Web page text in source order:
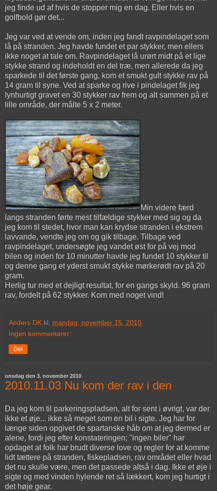
jeg finde ud af hvis de stopper mig en dag. Eller hvis en
golfbold gør det...
Jeg var ved at vende om, inden jeg fandt ravpindelaget som
lå på stranden. Jeg havde fundet et par stykker, men ellers
ikke noget at tale om. Ravpindelaget lå urørt midt på et lige
stykke strand og indeholdt en del træ, men allerede da jeg
sparkede til det første gang, kom et smukt gult stykke rav på
14 gram til syne. Ved at sparke og rive i pindelaget fik jeg
lynhurtigt gravet en 30 stykker rav frem og alt sammen på et
lille område, der målte 5 x 2 meter.
Min videre færd
langs stranden førte mest tilfældige stykker med sig og da
jeg kom til stedet, hvor man kan krydse stranden i ekstrem
lavvande, vendte jeg om og gik tilbage. Tilbage ved
ravpindelaget, undersøgte jeg vandet øst for på vej mod
bilen og inden for 10 minutter havde jeg fundet 10 stykker til
og denne gang et yderst smukt stykke mørkerødt rav på 20
gram.
Herlig tur med et dejligt resultat, for en gangs skyld. 96 gram
rav, fordelt på 62 stykker. Kom med noget vind!
Anders DK kl. mandag, november 15, 2010
Ingen kommentarer:
Del
onsdag den 3. november 2010
2010.11.03 Nu kom der rav i den
Da jeg kom til parkeringspladsen, alt for sent i øvrigt, var der
ikke et øje... ikke så meget som en bil i sigte. Jeg har for
længe siden opgivet de spartanske håb om at jeg dermed er
alene, fordi jeg efter konstateringen; "ingen biler" har
opdaget at folk har brudt diverse love og regler for at komme
lidt tættere på stranden, fiskepladsen, rav området eller hvad
det nu skulle være, men det passede altså i dag. Ikke et øje i
sigte og med vinden hylende ret så lækkert, kom jeg hurtigt i
det høje gear.